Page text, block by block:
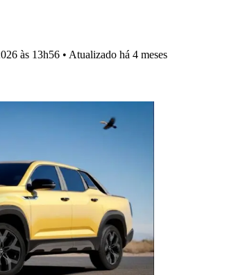
às 13h56 • Atualizado há 4 meses